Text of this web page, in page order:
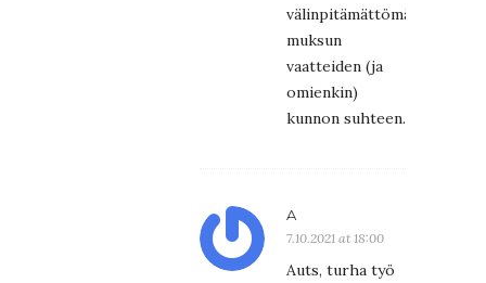
välinpitämättömämpi
muksun
vaatteiden (ja
omienkin)
kunnon suhteen.
A
7.10.2021 at 18:00
Auts, turha työ